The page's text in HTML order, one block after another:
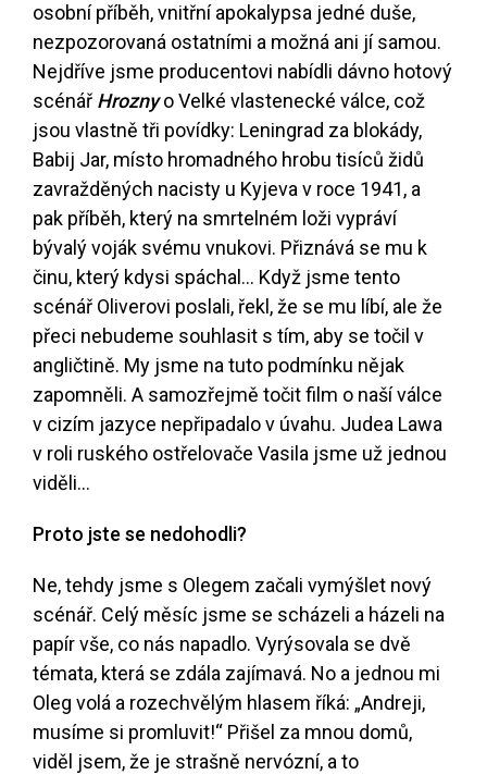
osobní příběh, vnitřní apokalypsa jedné duše,
nezpozorovaná ostatními a možná ani jí samou.
Nejdříve jsme producentovi nabídli dávno hotový
scénář Hroznyo Velké vlastenecké válce, což
jsou vlastně tři povídky: Leningrad za blokády,
Babij Jar, místo hromadného hrobu tisíců židů
zavražděných nacisty u Kyjeva v roce 1941, a
pak příběh, který na smrtelném loži vypráví
bývalý voják svému vnukovi. Přiznává se mu k
činu, který kdysi spáchal… Když jsme tento
scénář Oliverovi poslali, řekl, že se mu líbí, ale že
přeci nebudeme souhlasit s tím, aby se točil v
angličtině. My jsme na tuto podmínku nějak
zapomněli. A samozřejmě točit film o naší válce
v cizím jazyce nepřipadalo v úvahu. Judea Lawa
v roli ruského ostřelovače Vasila jsme už jednou
viděli…
Proto jste se nedohodli?
Ne, tehdy jsme s Olegem začali vymýšlet nový
scénář. Celý měsíc jsme se scházeli a házeli na
papír vše, co nás napadlo. Vyrýsovala se dvě
témata, která se zdála zajímavá. No a jednou mi
Oleg volá a rozechvělým hlasem říká: „Andreji,
musíme si promluvit!“ Přišel za mnou domů,
viděl jsem, že je strašně nervózní, a to